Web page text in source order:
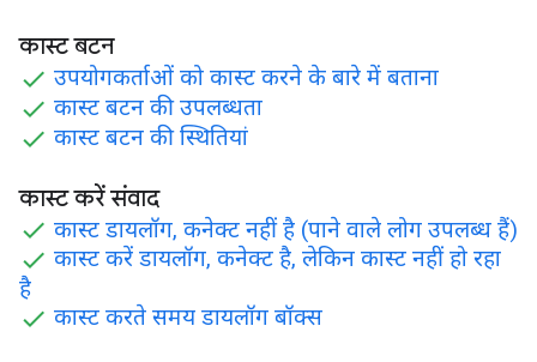
कास्ट बटन
उपयोगकर्ताओं को कास्ट करने के बारे में बताना
कास्ट बटन की उपलब्धता
कास्ट बटन की स्थितियां
कास्ट करें संवाद
कास्ट डायलॉग, कनेक्ट नहीं है (पाने वाले लोग उपलब्ध हैं)
कास्ट करें डायलॉग, कनेक्ट है, लेकिन कास्ट नहीं हो रहा
है
कास्ट करते समय डायलॉग बॉक्स